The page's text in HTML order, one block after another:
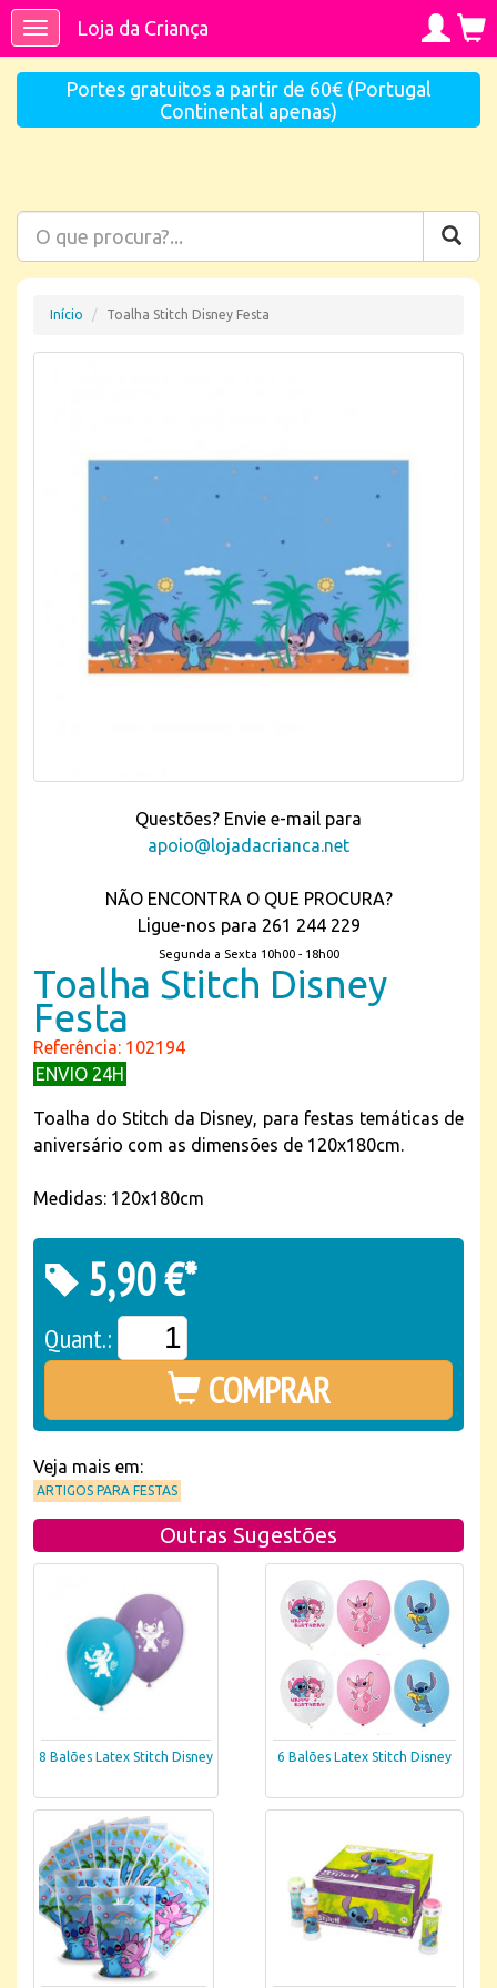
ToggleLoja da Criança
Portes gratuitos a partir de 60€ (Portugal
Continental apenas)
Início Toalha Stitch Disney Festa
Questões? Envie e-mail para
apoio@lojadacrianca.net
NÃO ENCONTRA O QUE PROCURA?
Ligue-nos para 261 244 229
Segunda a Sexta 10h00 - 18h00
Toalha Stitch Disney
Festa
Referência: 102194
ENVIO 24H
Toalha do Stitch da Disney, para festas temáticas de
aniversário com as dimensões de 120x180cm.
Medidas: 120x180cm
5,90 €*
Quant.:
COMPRAR
Veja mais em:
ARTIGOS PARA FESTAS
Outras Sugestões
8 Balões Latex Stitch Disney 6 Balões Latex Stitch Disney